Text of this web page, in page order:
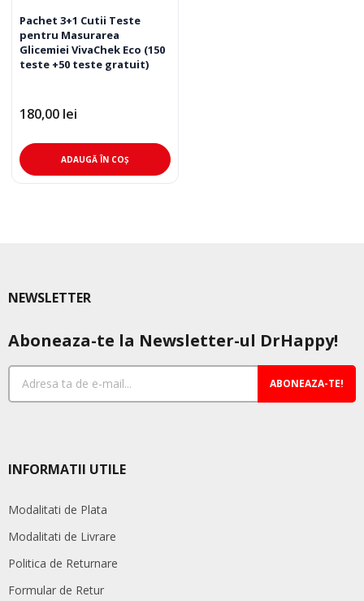
Pachet 3+1 Cutii Teste
pentru Masurarea
Glicemiei VivaChek Eco (150
teste +50 teste gratuit)
180,00 lei
ADAUGĂ ÎN COȘ
NEWSLETTER
Aboneaza-te la Newsletter-ul DrHappy!
ABONEAZA-TE!
INFORMATII UTILE
Modalitati de Plata
Modalitati de Livrare
Politica de Returnare
Formular de Retur